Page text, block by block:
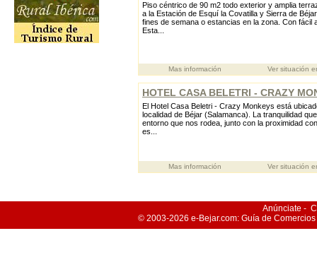
Piso céntrico de 90 m2 todo exterior y amplia
a la Estación de Esquí la Covatilla y Sierra de
fines de semana o estancias en la zona. Con fácil
Esta...
Mas información Ver situación
HOTEL CASA BELETRI - CRAZY
El Hotel Casa Beletri - Crazy Monkeys está
localidad de Béjar (Salamanca). La tranquilidad
entorno que nos rodea, junto con la proximidad
es...
Mas información Ver situación
Anúnciate -
© 2003-2026 e-Bejar.com: Guía de